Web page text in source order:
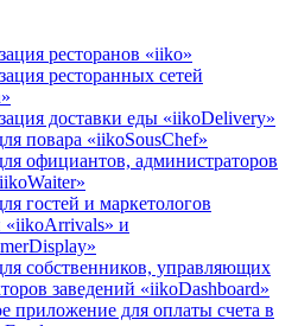
ресторанов «iiko»
ресторанных сетей
доставки еды «iikoDelivery»
повара «iikoSousChef»
официантов, администраторов
гостей и маркетологов
«iikoArrivals» и
собственников, управляющих
заведений «iikoDashboard»
приложение для оплаты счета в